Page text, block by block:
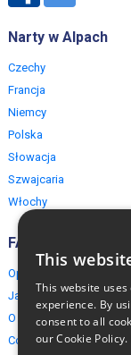
Narty w Alpach
Czechy
Francja
Niemcy
Polska
Słowacja
Szwajcaria
Włochy
FAQ
Opinie naszych klientów
Jak rezerwować?
O
Cookies, Prywatność,
This
This website
experience. By
consent to all
our Cookie Policy.